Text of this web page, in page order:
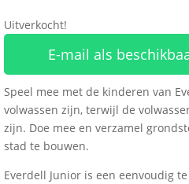
Uitverkocht!
E-mail als
Speel mee met de kinderen van
volwassen zijn, terwijl de
zijn. Doe mee en verzamel
stad te bouwen.
Everdell Junior is een eenvoudig